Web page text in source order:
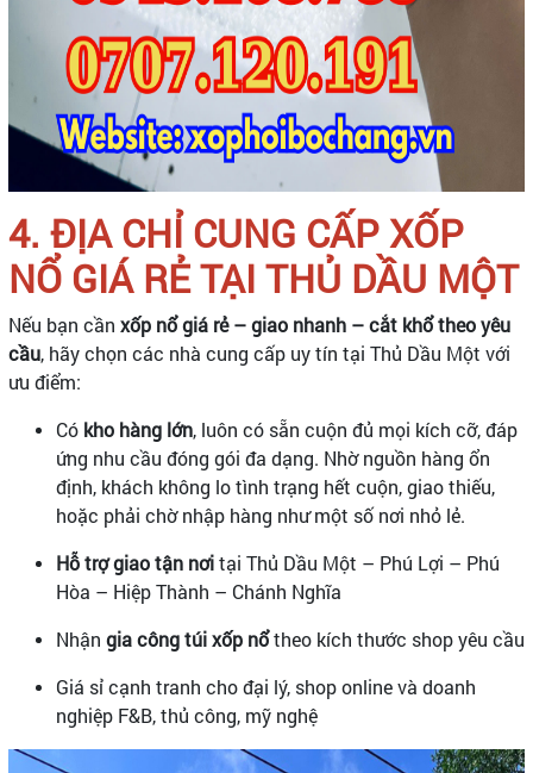
4. ĐỊA CHỈ CUNG CẤP XỐP
NỔ GIÁ RẺ TẠI THỦ DẦU MỘT
Nếu bạn cần xốp nổ giá rẻ – giao nhanh – cắt khổ theo yêu
cầu, hãy chọn các nhà cung cấp uy tín tại Thủ Dầu Một với
ưu điểm:
Có kho hàng lớn, luôn có sẵn cuộn đủ mọi kích cỡ, đáp
ứng nhu cầu đóng gói đa dạng. Nhờ nguồn hàng ổn
định, khách không lo tình trạng hết cuộn, giao thiếu,
hoặc phải chờ nhập hàng như một số nơi nhỏ lẻ.
Hỗ trợ giao tận nơitại Thủ Dầu Một – Phú Lợi – Phú
Hòa – Hiệp Thành – Chánh Nghĩa
Nhận gia công túi xốp nổtheo kích thước shop yêu cầu
Giá sỉ cạnh tranh cho đại lý, shop online và doanh
nghiệp F&B, thủ công, mỹ nghệ